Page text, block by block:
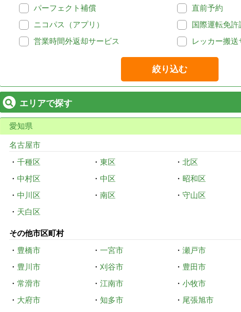
パーフェクト補償
直前予約
ニコパス（アプリ）
国際運転免許
営業時間外返却サービス
レッカー搬送
絞り込む
エリアで探す
愛知県
名古屋市
・ 千種区 ・ 東区 ・ 北区
・ 中村区 ・ 中区 ・ 昭和区
・ 中川区 ・ 南区 ・ 守山区
・ 天白区
その他市区町村
・ 豊橋市 ・ 一宮市 ・ 瀬戸市
・ 豊川市 ・ 刈谷市 ・ 豊田市
・ 常滑市 ・ 江南市 ・ 小牧市
・ 大府市 ・ 知多市 ・ 尾張旭市